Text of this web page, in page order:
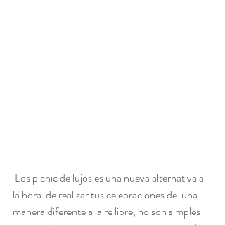
la hora  de realizar tus celebraciones de  una
manera diferente al aire libre, no son simples